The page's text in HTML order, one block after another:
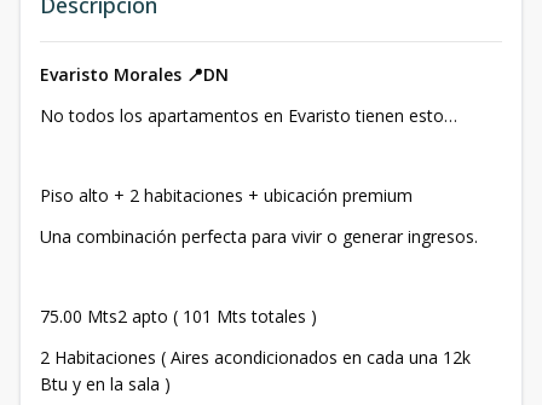
Evaristo Morales 📍DN
No todos los apartamentos en Evaristo tienen esto…
Piso alto + 2 habitaciones + ubicación premium
Una combinación perfecta para vivir o generar ingresos.
75.00 Mts2 apto ( 101 Mts totales )
2 Habitaciones ( Aires acondicionados en cada una 12k
Btu y en la sala )